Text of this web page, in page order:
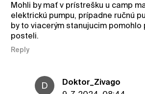
Mohli by mať v prístrešku u camp
elektrickú pumpu, prípadne ručnú
by to viacerým stanujucim pomohlo
posteli.
Reply
D
Doktor_Zivago